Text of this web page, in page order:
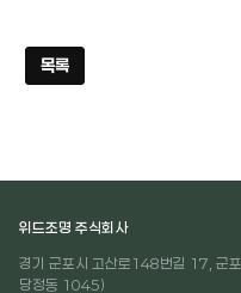
목록
위드조명 주식회사
경기 군포시 고산로148번길 17, 군
당정동 1045)